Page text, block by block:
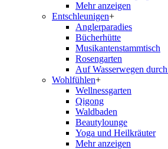
Mehr anzeigen
Entschleunigen+
Anglerparadies
Bücherhütte
Musikantenstammtisch
Rosengarten
Auf Wasserwegen
Wohlfühlen+
Wellnessgarten
Qigong
Waldbaden
Beautylounge
Yoga und Heilkräuter
Mehr anzeigen